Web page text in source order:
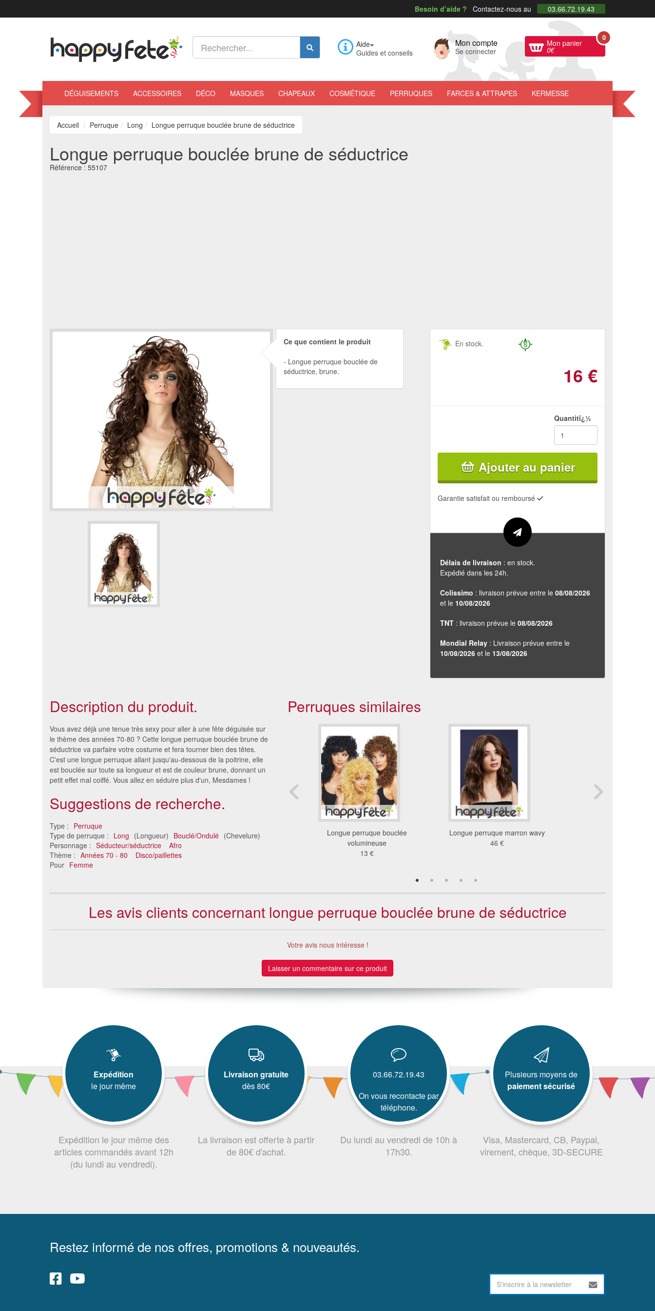
Besoin d’aide ? Contactez-nous au 03.66.72.19.43
Aide
Guides et conseils
Mon compte
Se connecter
Mon panier
0€
0
DÉGUISEMENTS ACCESSOIRES DÉCO MASQUES CHAPEAUX COSMÉTIQUE PERRUQUES FARCES & ATTRAPES KERMESSE
Accueil Perruque Long Longue perruque bouclée brune de séductrice
Longue perruque bouclée brune de séductrice
Référence : 55107
Ce que contient le produit
Longue perruque bouclée de
séductrice, brune.
En stock.
16 €
Quantitï¿½
Ajouter au panier
Garantie satisfait ou remboursé
Délais de livraison : en stock.
Expédié dans les 24h.
Colissimo : livraison prévue entre le 08/08/2026
et le 10/08/2026
TNT : livraison prévue le 08/08/2026
Mondial Relay : Livraison prévue entre le
10/08/2026 et le 13/08/2026
Description du produit.
Vous avez déjà une tenue très sexy pour aller à une fête déguisée sur
le thème des années 70-80 ? Cette longue perruque bouclée brune de
séductrice va parfaire votre costume et fera tourner bien des têtes.
C'est une longue perruque allant jusqu'au-dessous de la poitrine, elle
est bouclée sur toute sa longueur et est de couleur brune, donnant un
petit effet mal coiffé. Vous allez en séduire plus d'un, Mesdames !
Suggestions de recherche.
Type : Perruque
Type de perruque : Long (Longueur) Bouclé/Ondulé (Chevelure)
Personnage : Séducteur/séductrice
Afro
Thème : Années 70 - 80
Disco/paillettes
Pour Femme
Perruques similaires
Perruque de Sansa Stark pour
femme
25 €
Perruque clawdeen wolf
Longue perruque bouclée
volumineuse
13 €
Longue perruque marron wavy
46 €
Les avis clients concernant longue perruque bouclée brune de séductrice
Votre avis nous intéresse !
Laisser un commentaire sur ce produit
Expédition
le jour même
Expédition le jour même des
articles commandés avant 12h
(du lundi au vendredi).
Livraison gratuite
dès 80€
La livraison est offerte à partir
de 80€ d'achat.
03.66.72.19.43
On vous recontacte par
téléphone.
Du lundi au vendredi de 10h à
17h30.
Plusieurs moyens de
paiement sécurisé
Visa, Mastercard, CB, Paypal,
virement, chèque, 3D-SECURE
Restez informé de nos offres, promotions & nouveautés.